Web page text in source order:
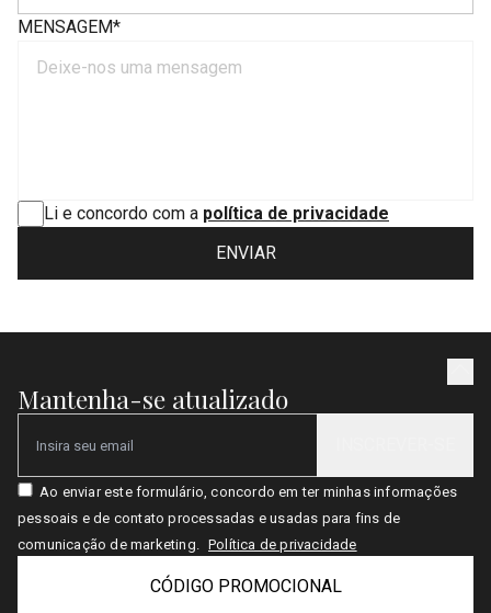
MENSAGEM*
Li e concordo com a política de privacidade
ENVIAR
Mantenha-se atualizado
Email
Ao enviar este formulário, concordo em ter minhas informações
pessoais e de contato processadas e usadas para fins de
comunicação de marketing. Política de privacidade
CÓDIGO PROMOCIONAL